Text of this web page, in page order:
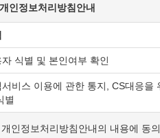
덴 교회는 합리적인 사유가 발생될 경우에
용자는 변경된 약관사항에 동의하지 않으
조 (약관의 적용)
약관은 에덴 교회가 제공하는 개별 서비
약관에 명시되지 아니한 사항은 관계 법
인정보처리방침안내
자 식별 및 본인여부 확인
서비스 이용에 관한 통지, CS대응을
별
개인정보처리방침안내의 내용에 동